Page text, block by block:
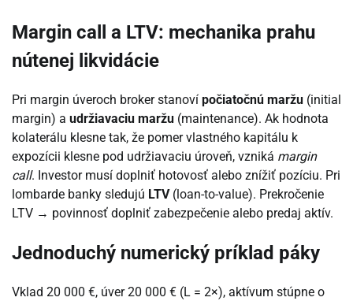
Margin call a LTV: mechanika prahu
nútenej likvidácie
Pri margin úveroch broker stanoví počiatočnú maržu (initial
margin) a udržiavaciu maržu (maintenance). Ak hodnota
kolaterálu klesne tak, že pomer vlastného kapitálu k
expozícii klesne pod udržiavaciu úroveň, vzniká margin
call. Investor musí doplniť hotovosť alebo znížiť pozíciu. Pri
lombarde banky sledujú LTV(loan-to-value). Prekročenie
LTV → povinnosť doplniť zabezpečenie alebo predaj aktív.
Jednoduchý numerický príklad páky
Vklad 20 000 €, úver 20 000 € (L = 2×), aktívum stúpne o